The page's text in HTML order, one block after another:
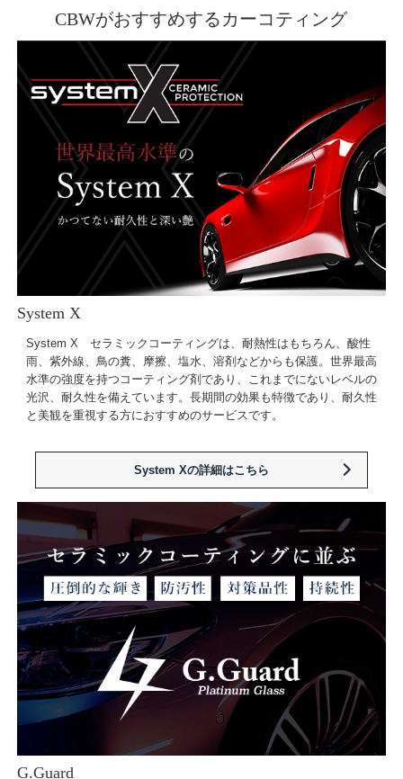
CBWがおすすめするカーコティング
System X
System X セラミックコーティングは、耐熱性はもちろん、酸性
雨、紫外線、鳥の糞、摩擦、塩水、溶剤などからも保護。世界最高
水準の強度を持つコーティング剤であり、これまでにないレベルの
光沢、耐久性を備えています。長期間の効果も特徴であり、耐久性
と美観を重視する方におすすめのサービスです。
System Xの詳細はこちら
G.Guard